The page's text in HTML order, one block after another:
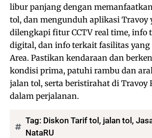
libur panjang dengan
tol, dan mengunduh aplikasi Travoy
dilengkapi fitur CCTV real time, info
digital, dan info terkait fasilitas yang
Area. Pastikan kendaraan dan
kondisi prima, patuhi rambu dan
jalan tol, serta beristirahat di Travoy
dalam perjalanan.
Tag: Diskon Tarif tol, jalan tol,
NataRU